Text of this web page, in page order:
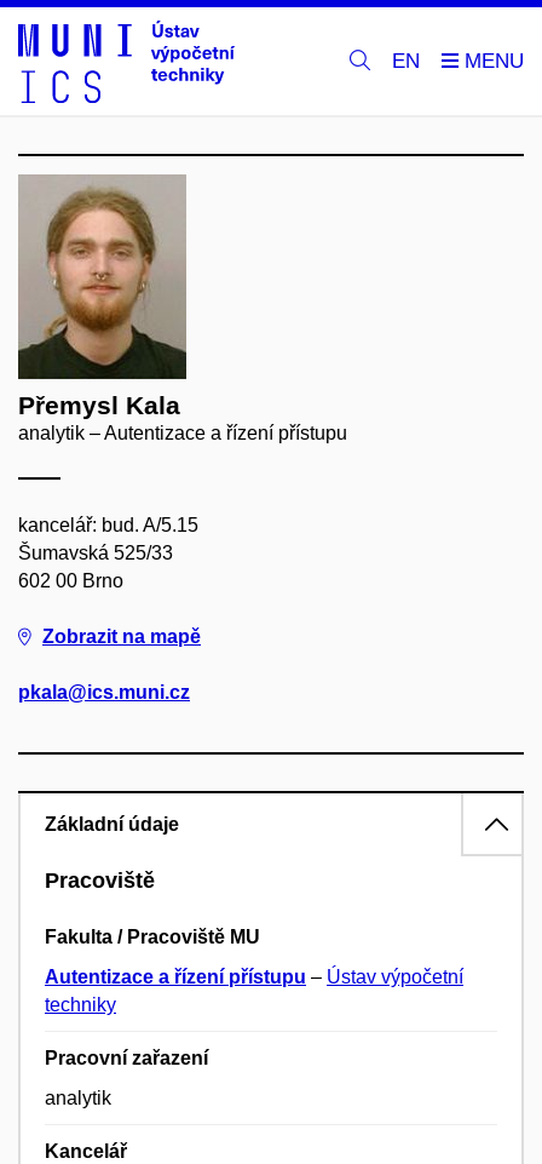
EN
Přemysl Kala
analytik – Autentizace a řízení přístupu
kancelář: bud. A/5.15
Šumavská 525/33
602 00 Brno
Zobrazit na mapě
pkala@ics.muni.cz
Základní údaje
Pracoviště
Fakulta / Pracoviště MU
Autentizace a řízení přístupu – Ústav výpočetní
techniky
Pracovní zařazení
analytik
Kancelář